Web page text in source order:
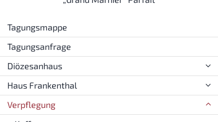
Tagungsmappe
Tagungsanfrage
Diözesanhaus
Haus Frankenthal
Verpflegung